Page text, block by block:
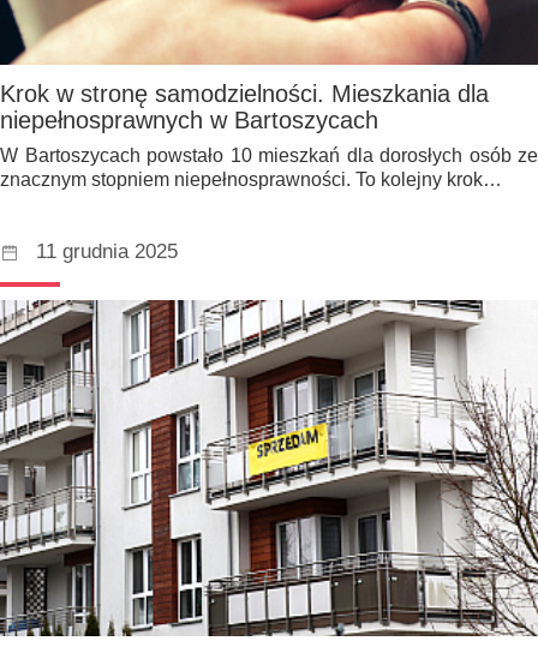
Krok w stronę samodzielności. Mieszkania dla
niepełnosprawnych w Bartoszycach
W Bartoszycach powstało 10 mieszkań dla dorosłych osób ze
znacznym stopniem niepełnosprawności. To kolejny krok…
11 grudnia 2025